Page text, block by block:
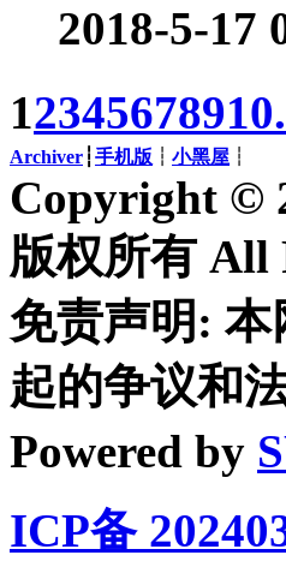
2018-5-17
12345678910
Archiver ┆ 手机版 ┆ 小黑屋 ┆
Copyright ©
版权所有 All
免责声明:
起的争议和
Powered by
ICP备